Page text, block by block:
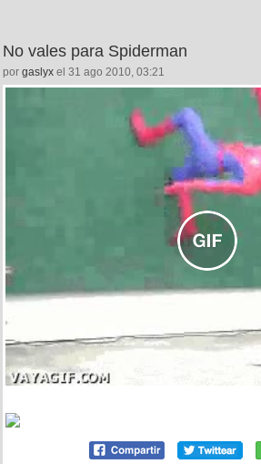
No vales para Spiderman
por gaslyx el 31 ago 2010, 03:21